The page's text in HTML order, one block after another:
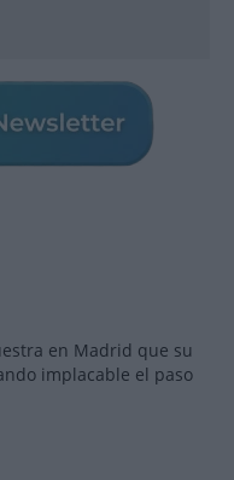
en Madrid que su
implacable el paso